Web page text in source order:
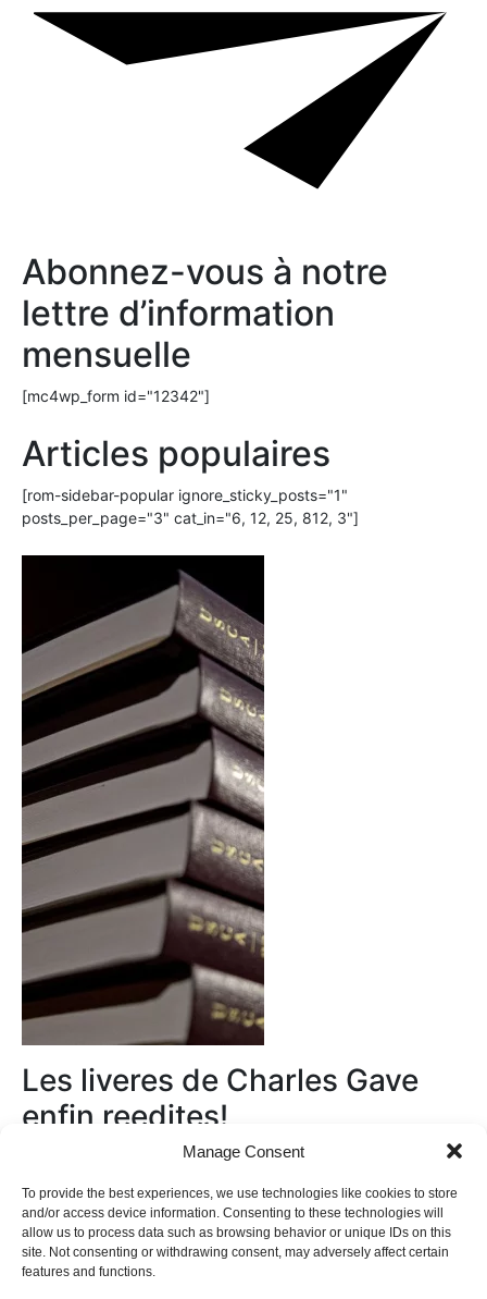
Manage Consent
To provide the best experiences, we use technologies like cookies to store
and/or access device information. Consenting to these technologies will
allow us to process data such as browsing behavior or unique IDs on this
site. Not consenting or withdrawing consent, may adversely affect certain
features and functions.
Abonnez-vous à notre
lettre d’information
mensuelle
[mc4wp_form id="12342"]
Articles populaires
[rom-sidebar-popular ignore_sticky_posts="1"
posts_per_page="3" cat_in="6, 12, 25, 812, 3"]
Les liveres de Charles Gave
enfin reedites!